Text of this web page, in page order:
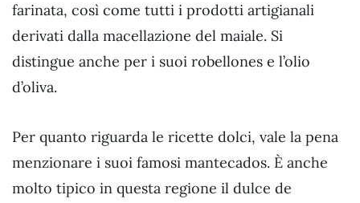
farinata, così come tutti i prodotti artigianali
derivati dalla macellazione del maiale. Si
distingue anche per i suoi robellones e l’olio
d’oliva.
Per quanto riguarda le ricette dolci, vale la pena
menzionare i suoi famosi mantecados. È anche
molto tipico in questa regione il dulce de